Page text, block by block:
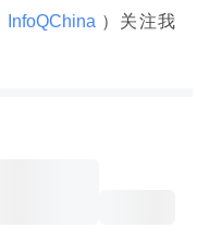
InfoQChina ）关注我